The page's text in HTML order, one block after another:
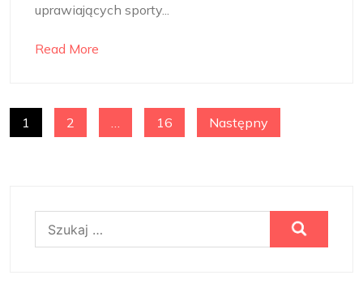
uprawiających sporty...
Read More
NAWIGACJA
1 2 … 16 Następny